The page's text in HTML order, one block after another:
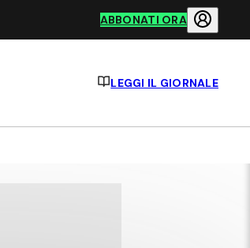
ABBONATI ORA
LEGGI IL GIORNALE